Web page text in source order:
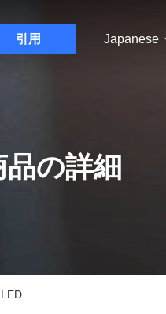
引用 Japanese
品の詳細